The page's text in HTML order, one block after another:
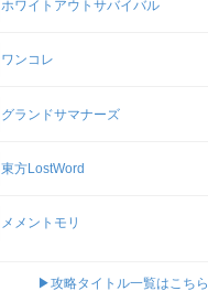
ホワイトアウトサバイバル
ワンコレ
グランドサマナーズ
東方LostWord
メメントモリ
▶攻略タイトル一覧はこちら